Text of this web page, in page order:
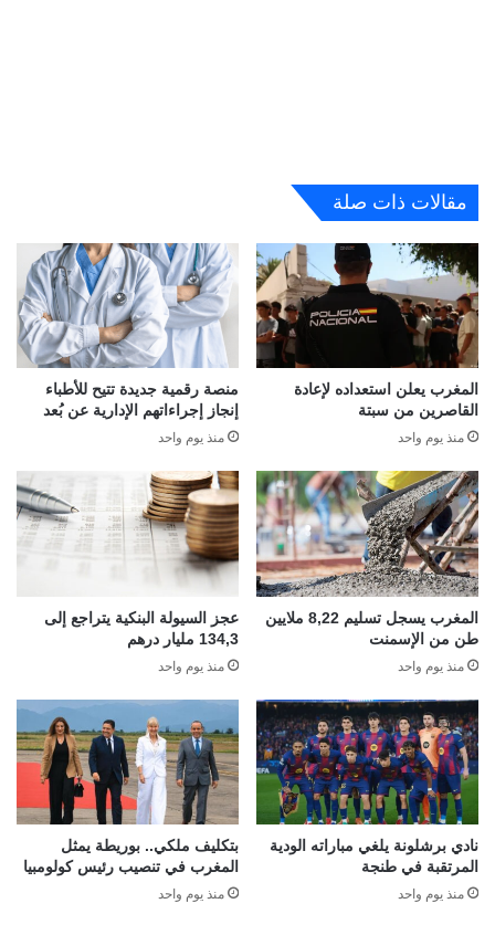
مقالات ذات صلة
المغرب يعلن استعداده لإعادة
القاصرين من سبتة
منذ يوم واحد
منصة رقمية جديدة تتيح للأطباء
إنجاز إجراءاتهم الإدارية عن بُعد
منذ يوم واحد
المغرب يسجل تسليم 8,22 ملايين
طن من الإسمنت
منذ يوم واحد
عجز السيولة البنكية يتراجع إلى
134,3 مليار درهم
منذ يوم واحد
نادي برشلونة يلغي مباراته الودية
المرتقبة في طنجة
منذ يوم واحد
بتكليف ملكي.. بوريطة يمثل
المغرب في تنصيب رئيس كولومبيا
منذ يوم واحد